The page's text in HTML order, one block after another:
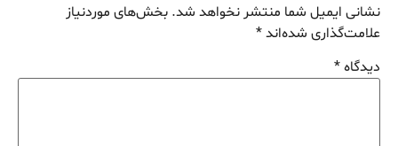
نشانی ایمیل شما منتشر نخواهد شد. بخش‌های موردنیاز
علامت‌گذاری شده‌اند*
دیدگاه*